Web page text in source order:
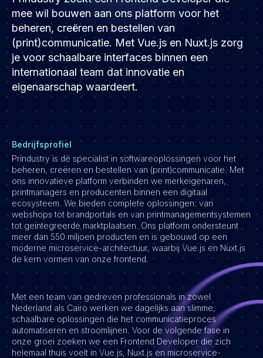
Development
Engineering & leadership
Executive search
Marketing
Product
Sales
Specialistische techrollen
Operations & HR
Inzichten
Over ons
Werken bij Haystack People
Jobmarketing
Contact
mee wil bouwen aan ons platform voor het
beheren, creëren en bestellen van
(print)communicatie. Met Vue.js en Nuxt.js zorg
je voor schaalbare interfaces binnen een
internationaal team dat innovatie en
eigenaarschap waardeert.
Bedrijfsprofiel
Prindustry is dé specialist in softwareoplossingen voor het
beheren, creëren en bestellen van (print)communicatie. Met
ons innovatieve platform verbinden we merkeigenaren,
printmanagers en producenten binnen een digitaal
ecosysteem. We bieden complete oplossingen: van
webshops tot brandportals en van printmanagementsystemen
tot geïntegreerde marktplaatsen. Ons platform ondersteunt
meer dan 550 miljoen producten en is gebouwd op een
moderne microservice-architectuur, waarbij Vue.js en Nuxt.js
de kern vormen van onze frontend.
Met een team van gedreven professionals in zowel
Nederland als Cairo werken we dagelijks aan slimme,
schaalbare oplossingen die het communicatieproces
automatiseren en stroomlijnen. Voor de volgende fase in
onze groei zoeken we een Frontend Developer die zich
helemaal thuis voelt in Vue.js, Nuxt.js en microservice-